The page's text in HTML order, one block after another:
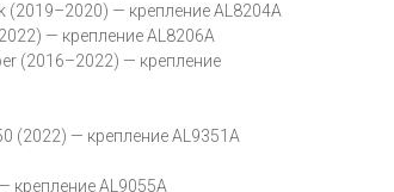
(2019–2020) — крепление AL8204A
— крепление AL8206A
(2016–2022) — крепление
(2022) — крепление AL9351A
крепление AL9055A